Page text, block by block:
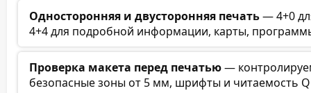
Односторонняя и двусторонняя печать— 4+0
4+4 для подробной информации, карты,
Проверка макета перед печатью—
безопасные зоны от 5 мм, шрифты и читаемость